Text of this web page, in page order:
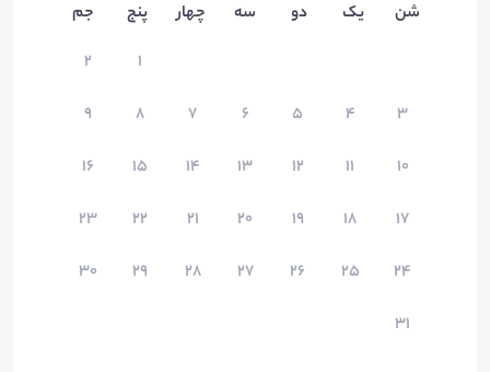
شن
یک دو سه چهار پنج
جم
۱
۲
۳
۴ ۵ ۶ ۷ ۸
۹
۱۰
۱۱ ۱۲ ۱۳ ۱۴ ۱۵
۱۶
۱۷
۱۸ ۱۹ ۲۰ ۲۱ ۲۲
۲۳
۲۴
۲۵ ۲۶ ۲۷ ۲۸ ۲۹
۳۰
۳۱